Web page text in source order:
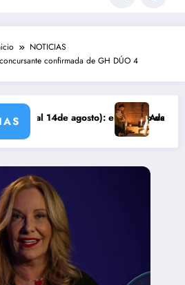
NOTICIAS
confirmada de GH DÚO 4
agosto): el secreto de Tasio sale a la
Avance VALLE